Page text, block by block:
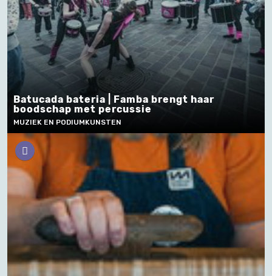
Batucada bateria | Famba brengt haar
boodschap met percussie
MUZIEK EN PODIUMKUNSTEN